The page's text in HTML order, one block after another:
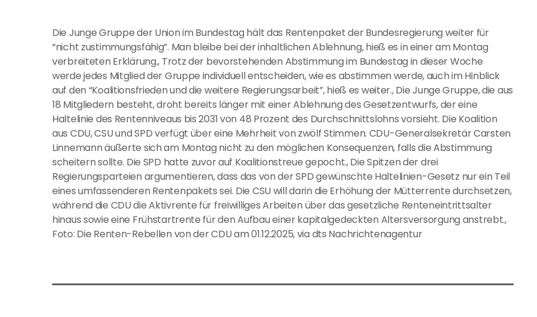
Die Junge Gruppe der Union im Bundestag hält das Rentenpaket der Bundesregierung weiter für
“nicht zustimmungsfähig”. Man bleibe bei der inhaltlichen Ablehnung, hieß es in einer am Montag
verbreiteten Erklärung., Trotz der bevorstehenden Abstimmung im Bundestag in dieser Woche
werde jedes Mitglied der Gruppe individuell entscheiden, wie es abstimmen werde, auch im Hinblick
auf den “Koalitionsfrieden und die weitere Regierungsarbeit”, hieß es weiter., Die Junge Gruppe, die aus
18 Mitgliedern besteht, droht bereits länger mit einer Ablehnung des Gesetzentwurfs, der eine
Haltelinie des Rentenniveaus bis 2031 von 48 Prozent des Durchschnittslohns vorsieht. Die Koalition
aus CDU, CSU und SPD verfügt über eine Mehrheit von zwölf Stimmen. CDU-Generalsekretär Carsten
Linnemann äußerte sich am Montag nicht zu den möglichen Konsequenzen, falls die Abstimmung
scheitern sollte. Die SPD hatte zuvor auf Koalitionstreue gepocht., Die Spitzen der drei
Regierungsparteien argumentieren, dass das von der SPD gewünschte Haltelinien-Gesetz nur ein Teil
eines umfassenderen Rentenpakets sei. Die CSU will darin die Erhöhung der Mütterrente durchsetzen,
während die CDU die Aktivrente für freiwilliges Arbeiten über das gesetzliche Renteneintrittsalter
hinaus sowie eine Frühstartrente für den Aufbau einer kapitalgedeckten Altersversorgung anstrebt.,
Foto: Die Renten-Rebellen von der CDU am 01.12.2025, via dts Nachrichtenagentur